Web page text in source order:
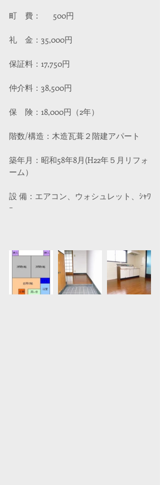
町　費：　  500円
礼　金：35,000円
保証料：17,750円
仲介料：38,500円
保　険：18,000円（2年）
階数/構造：木造瓦葺２階建アパート
築年月：昭和58年8月(H22年５月リフォ
ーム）
設 備：エアコン、ウォシュレット、ｼｬﾜ
ｰ